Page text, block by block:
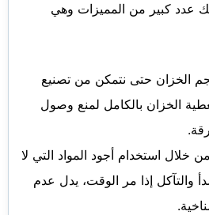
عدد كبير من المميزات وهي
الخزان حتى نتمكن من تصنيع
الخزان بالكامل لمنع وصول
خلال استخدام أجود المواد التي لا
والتآكل إذا مر الوقت، يدل عدم